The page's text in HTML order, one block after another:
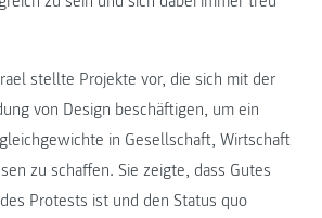
stellte Projekte vor, die sich mit der
von Design beschäftigen, um ein
in Gesellschaft, Wirtschaft
zu schaffen. Sie zeigte, dass Gutes
Protests ist und den Status quo